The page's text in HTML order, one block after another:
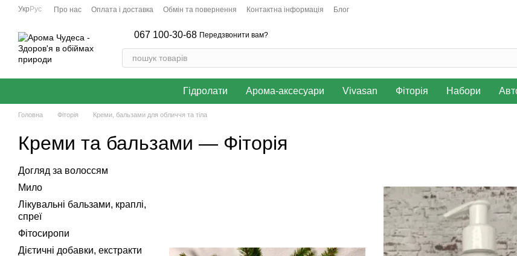
Перейти до основного контенту
Укр Рус Про нас Оплата і доставка Обмін та повернення Контактна інформація Блог
067 100-30-68 Передзвонити вам?
Гідролати Арома-аксесуари Vivasan Фіторія Набори
Головна Фіторія Креми, бальзами для обличчя та тіла
Креми та бальзами — Фіторія
Догляд за волоссям
Мило
Лікувальні бальзами, краплі,
спреї
Фітосиропи
Дієтичні добавки, екстракти